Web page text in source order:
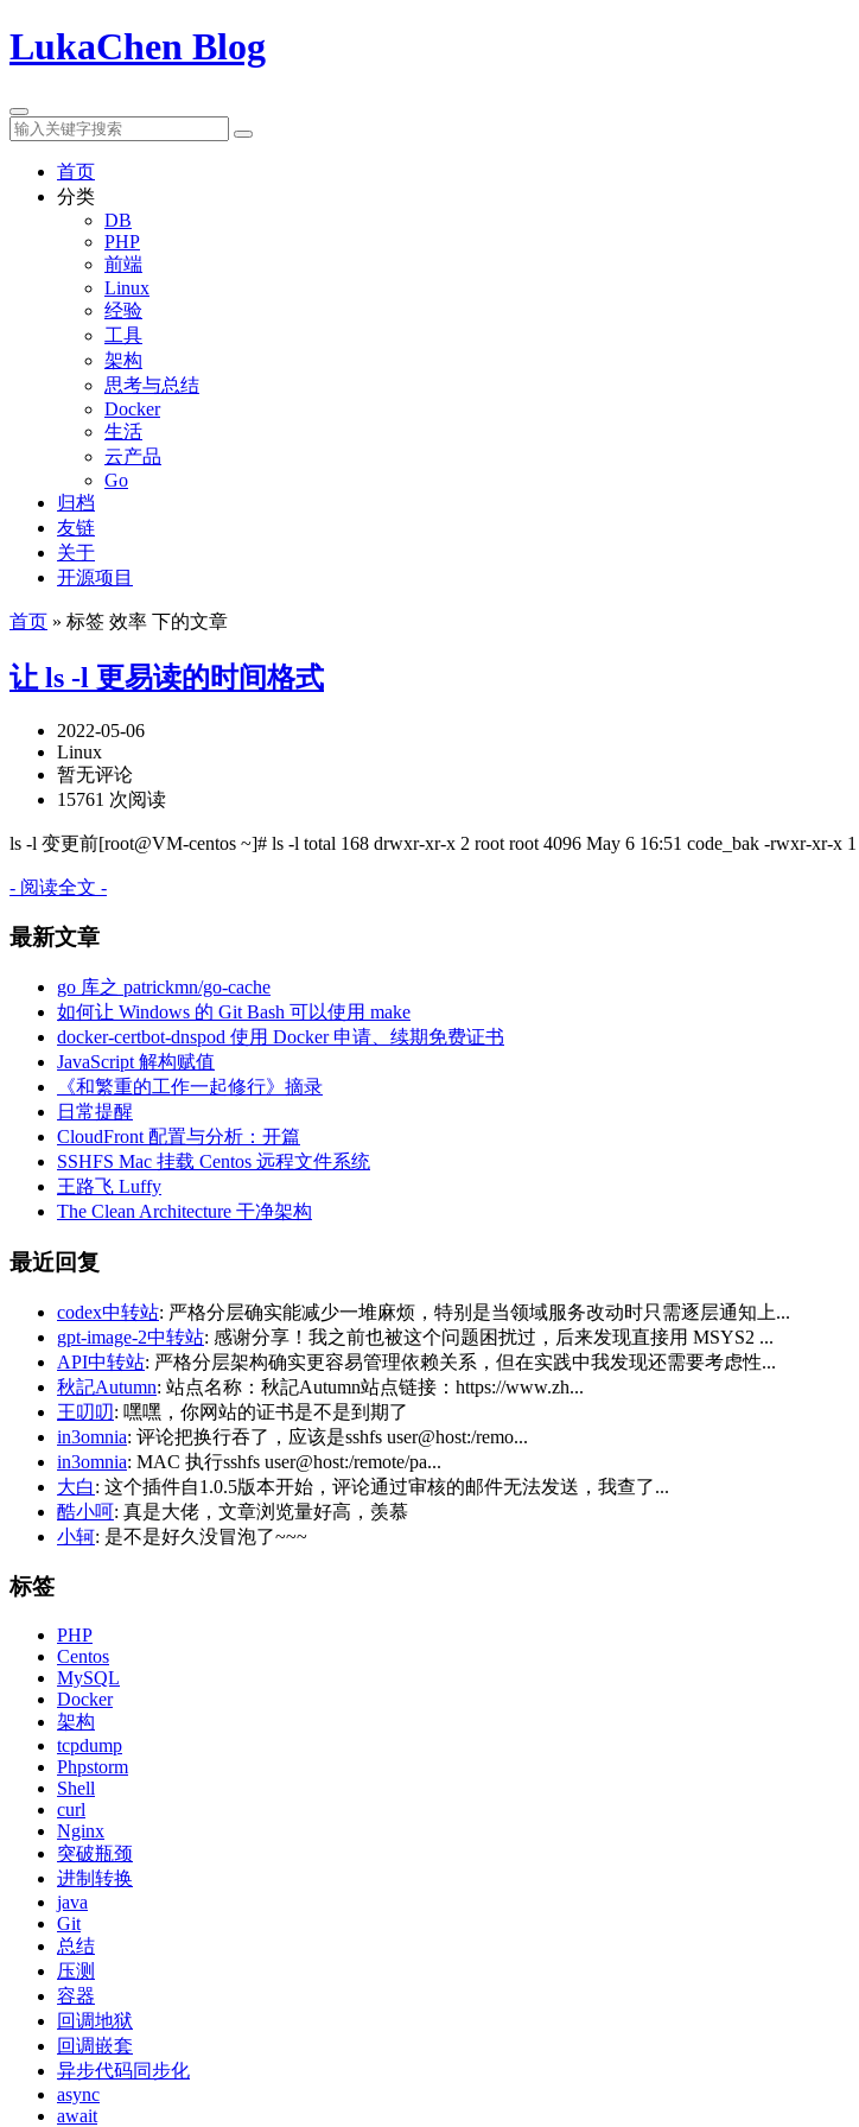
LukaChen Blog
首页
分类
DB
PHP
前端
Linux
经验
工具
架构
思考与总结
Docker
生活
云产品
Go
归档
友链
关于
开源项目
首页 » 标签 效率 下的文章
让 ls -l 更易读的时间格式
2022-05-06
Linux
暂无评论
15761 次阅读
ls -l 变更前[root@VM-centos ~]# ls -l total 168 drwxr-xr-x 2 root root 4096 May 6 16:51 code_bak -rwxr-xr-x
- 阅读全文 -
最新文章
go 库之 patrickmn/go-cache
如何让 Windows 的 Git Bash 可以使用 make
docker-certbot-dnspod 使用 Docker 申请、续期免费证书
JavaScript 解构赋值
《和繁重的工作一起修行》摘录
日常提醒
CloudFront 配置与分析：开篇
SSHFS Mac 挂载 Centos 远程文件系统
王路飞 Luffy
The Clean Architecture 干净架构
最近回复
codex中转站: 严格分层确实能减少一堆麻烦，特别是当领域服务改动时只需逐层通知上...
gpt-image-2中转站: 感谢分享！我之前也被这个问题困扰过，后来发现直接用 MSYS2 ...
API中转站: 严格分层架构确实更容易管理依赖关系，但在实践中我发现还需要考虑性...
秋記Autumn: 站点名称：秋記Autumn站点链接：https://www.zh...
王叨叨: 嘿嘿，你网站的证书是不是到期了
in3omnia: 评论把换行吞了，应该是sshfs user@host:/remo...
in3omnia: MAC 执行sshfs user@host:/remote/pa...
大白: 这个插件自1.0.5版本开始，评论通过审核的邮件无法发送，我查了...
酷小呵: 真是大佬，文章浏览量好高，羡慕
小轲: 是不是好久没冒泡了~~~
标签
PHP
Centos
MySQL
Docker
架构
tcpdump
Phpstorm
Shell
curl
Nginx
突破瓶颈
进制转换
java
Git
总结
压测
容器
回调地狱
回调嵌套
异步代码同步化
async
await